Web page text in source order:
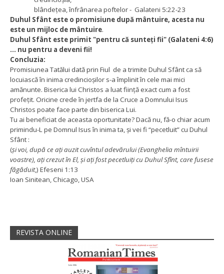
blândețea, înfrânarea poftelor - Galateni 5:22-23
Duhul Sfânt este o promisiune după mântuire, acesta nu
este un mijloc de mântuire.
Duhul Sfânt este primit "pentru că sunteți fii" (Galateni 4:6)
... nu pentru a deveni fii!
Concluzia:
Promisiunea Tatălui dată prin Fiul de a trimite Duhul Sfânt ca să
locuiască în inima credincioșilor s-a împlinit în cele mai mici
amănunte. Biserica lui Christos a luat ființă exact cum a fost
profețit. Oricine crede în jertfa de la Cruce a Domnului Isus
Christos poate face parte din biserica Lui.
Tu ai beneficiat de aceasta oportunitate? Dacă nu, fă-o chiar acum
primindu-L pe Domnul Isus în inima ta, și vei fi “pecetluit” cu Duhul
Sfânt :
(şi voi, după ce aţi auzit cuvîntul adevărului (Evanghelia mîntuirii
voastre), aţi crezut în El, şi aţi fost pecetluiţi cu Duhul Sfînt, care fusese
făgăduit,) Efeseni 1:13
Ioan Sinitean, Chicago, USA
REVISTA ONLINE